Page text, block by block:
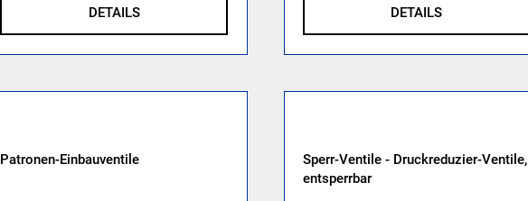
DETAILS DETAILS
Patronen-Einbauventile
Sperr-Ventile - Druckreduzier-Ventile,
entsperrbar